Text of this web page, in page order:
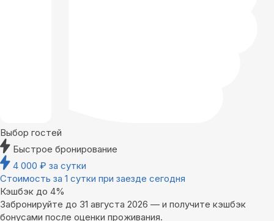
Выбор гостей
Быстрое бронирование
4 000 ₽ за сутки
Стоимость за 1 сутки при заезде сегодня
Кэшбэк до 4%
Забронируйте до 31 августа 2026 — и получите кэшбэк
бонусами после оценки проживания.